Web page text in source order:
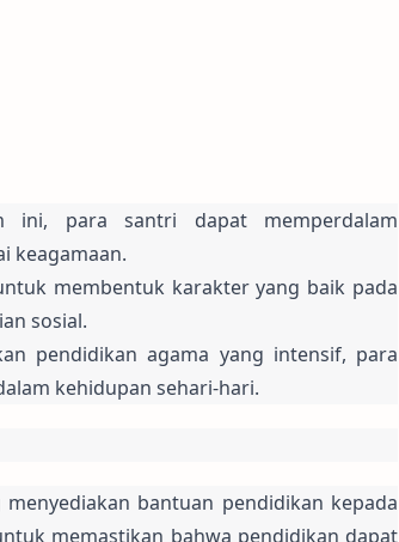
ini, para santri dapat memperdalam
keagamaan.
membentuk karakter yang baik pada
sosial.
pendidikan agama yang intensif, para
kehidupan sehari-hari.
bantuan pendidikan kepada
memastikan bahwa pendidikan dapat